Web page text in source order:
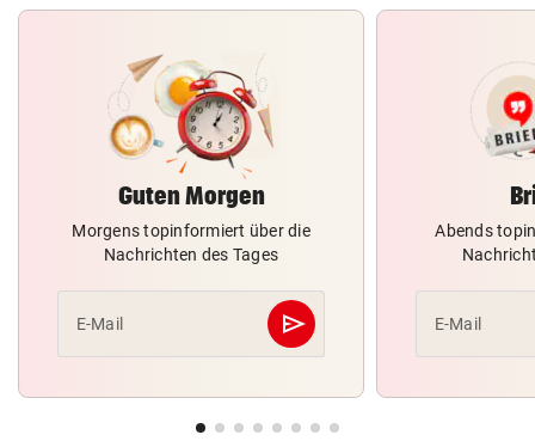
Guten Morgen
Morgens topinformiert über die
Nachrichten des Tages
E-Mail send
Abschicken
Abends
E-Mail